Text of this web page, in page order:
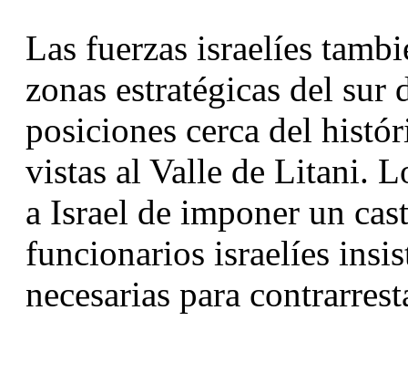
Las fuerzas israelíes
zonas estratégicas del
posiciones cerca del
vistas al Valle de Litani.
a Israel de imponer un
funcionarios israelíes
necesarias para